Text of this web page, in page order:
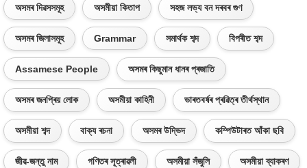
অসমৰ দিৱসসমূহ অসমীয়া কিতাপ সহজ লভ্য বন দৰবৰ গুণ
অসমৰ জিলাসমূহ Grammar সমাৰ্থক শব্দ বিপৰীত শব্দ
Assamese People অসমৰ কিছুমান ধানৰ প্ৰজাতি
অসমৰ জনপ্ৰিয় লোক অসমীয়া কাহিনী ভাৰতবৰ্ষৰ প্ৰৱিত্ৰ তীৰ্থস্থান
অসমীয়া শব্দ বাক্য ৰচনা অসমৰ উদ্ভিদ কম্পিউটাৰত আঁকা ছবি
জীৱ-জন্তু নাম গণিতৰ সূত্ৰাৱলী অসমীয়া সঁজুলি অসমীয়া ব্যাকৰণ